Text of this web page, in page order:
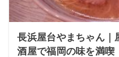
長浜屋台やまちゃん｜
酒屋で福岡の味を満喫